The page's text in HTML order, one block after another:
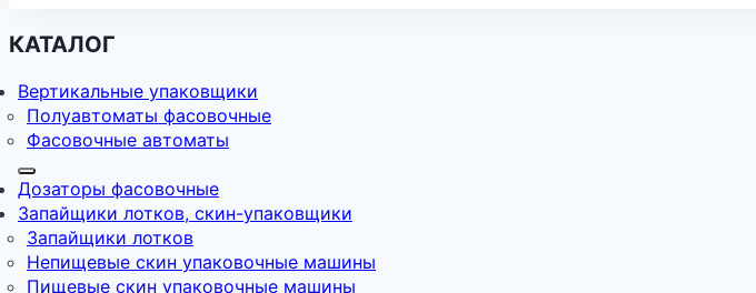
КАТАЛОГ
Вертикальные упаковщики
Полуавтоматы фасовочные
Фасовочные автоматы
Дозаторы фасовочные
Запайщики лотков, скин-упаковщики
Запайщики лотков
Непищевые скин упаковочные машины
Пищевые скин упаковочные машины